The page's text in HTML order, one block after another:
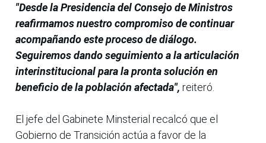
"Desde la Presidencia del Consejo de Ministros
reafirmamos nuestro compromiso de continuar
acompañando este proceso de diálogo.
Seguiremos dando seguimiento a la articulación
interinstitucional para la pronta solución en
beneficio de la población afectada", reiteró.
El jefe del Gabinete Minsterial recalcó que el
Gobierno de Transición actúa a favor de la